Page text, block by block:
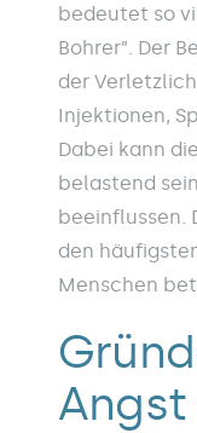
bedeutet so
Bohrer”. Der
der
Injektionen,
Dabei kann
belastend
beeinflussen.
den
Menschen
Angst